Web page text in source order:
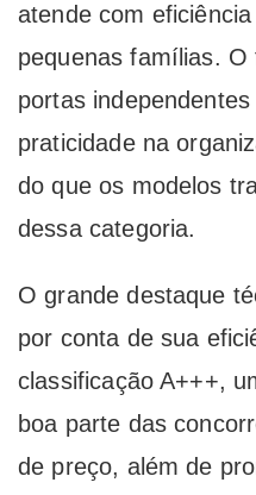
atende com
pequenas famílias.
portas
praticidade na
do que os modelos
dessa categoria.
O grande destaque
por conta de sua
classificação A+++,
boa parte das
de preço, além de